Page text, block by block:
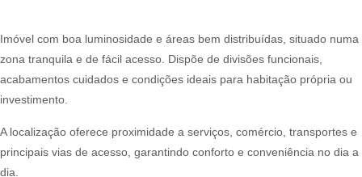
Imóvel com boa luminosidade e áreas bem distribuídas, situado numa
zona tranquila e de fácil acesso. Dispõe de divisões funcionais,
acabamentos cuidados e condições ideais para habitação própria ou
investimento.
A localização oferece proximidade a serviços, comércio, transportes e
principais vias de acesso, garantindo conforto e conveniência no dia a
dia.